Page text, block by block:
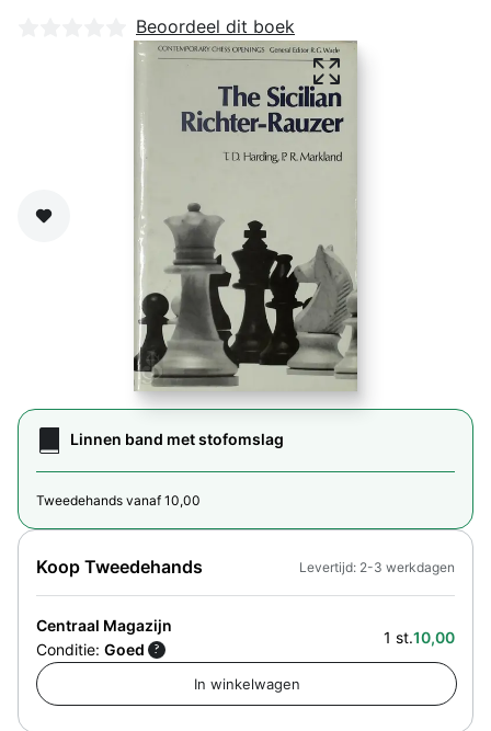
Nog geen beoordelingen
Beoordeel dit boek
Zet op verlanglijst
Linnen band met stofomslag
Tweedehands vanaf 10,00
Koop Tweedehands
Centraal Magazijn
Conditie: Goed ?
1 st.10,00
Levertijd: 2-3 werkdagen